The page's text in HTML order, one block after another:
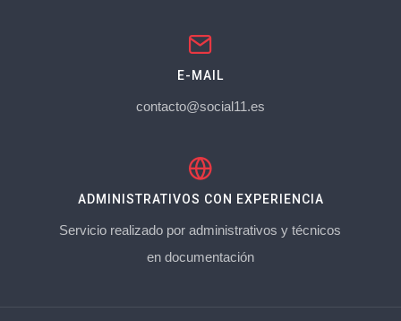
E-MAIL
contacto@social11.es
ADMINISTRATIVOS CON EXPERIENCIA
Servicio realizado por administrativos y técnicos
en documentación